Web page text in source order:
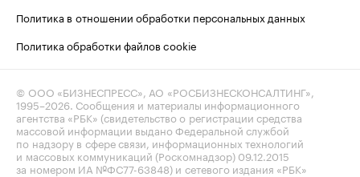
Политика в отношении обработки персональных данных
Политика обработки файлов cookie
© ООО «БИЗНЕСПРЕСС», АО «РОСБИЗНЕСКОНСАЛТИНГ»,
1995–2026. Сообщения и материалы информационного
агентства «РБК» (свидетельство о регистрации средства
массовой информации выдано Федеральной службой
по надзору в сфере связи, информационных технологий
и массовых коммуникаций (Роскомнадзор) 09.12.2015
за номером ИА №ФС77-63848) и сетевого издания «РБК»